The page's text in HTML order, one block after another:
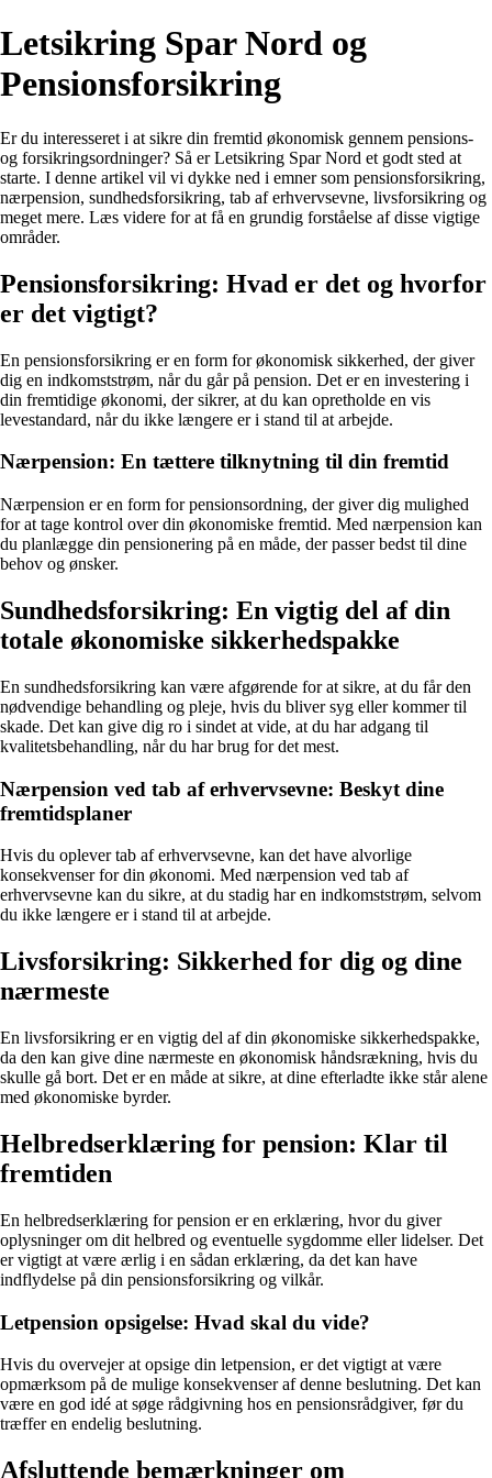
Letsikring Spar Nord og
Pensionsforsikring
Er du interesseret i at sikre din fremtid økonomisk gennem pensions-
og forsikringsordninger? Så er Letsikring Spar Nord et godt sted at
starte. I denne artikel vil vi dykke ned i emner som pensionsforsikring,
nærpension, sundhedsforsikring, tab af erhvervsevne, livsforsikring og
meget mere. Læs videre for at få en grundig forståelse af disse vigtige
områder.
Pensionsforsikring: Hvad er det og hvorfor
er det vigtigt?
En pensionsforsikring er en form for økonomisk sikkerhed, der giver
dig en indkomststrøm, når du går på pension. Det er en investering i
din fremtidige økonomi, der sikrer, at du kan opretholde en vis
levestandard, når du ikke længere er i stand til at arbejde.
Nærpension: En tættere tilknytning til din fremtid
Nærpension er en form for pensionsordning, der giver dig mulighed
for at tage kontrol over din økonomiske fremtid. Med nærpension kan
du planlægge din pensionering på en måde, der passer bedst til dine
behov og ønsker.
Sundhedsforsikring: En vigtig del af din
totale økonomiske sikkerhedspakke
En sundhedsforsikring kan være afgørende for at sikre, at du får den
nødvendige behandling og pleje, hvis du bliver syg eller kommer til
skade. Det kan give dig ro i sindet at vide, at du har adgang til
kvalitetsbehandling, når du har brug for det mest.
Nærpension ved tab af erhvervsevne: Beskyt dine
fremtidsplaner
Hvis du oplever tab af erhvervsevne, kan det have alvorlige
konsekvenser for din økonomi. Med nærpension ved tab af
erhvervsevne kan du sikre, at du stadig har en indkomststrøm, selvom
du ikke længere er i stand til at arbejde.
Livsforsikring: Sikkerhed for dig og dine
nærmeste
En livsforsikring er en vigtig del af din økonomiske sikkerhedspakke,
da den kan give dine nærmeste en økonomisk håndsrækning, hvis du
skulle gå bort. Det er en måde at sikre, at dine efterladte ikke står alene
med økonomiske byrder.
Helbredserklæring for pension: Klar til
fremtiden
En helbredserklæring for pension er en erklæring, hvor du giver
oplysninger om dit helbred og eventuelle sygdomme eller lidelser. Det
er vigtigt at være ærlig i en sådan erklæring, da det kan have
indflydelse på din pensionsforsikring og vilkår.
Letpension opsigelse: Hvad skal du vide?
Hvis du overvejer at opsige din letpension, er det vigtigt at være
opmærksom på de mulige konsekvenser af denne beslutning. Det kan
være en god idé at søge rådgivning hos en pensionsrådgiver, før du
træffer en endelig beslutning.
Afsluttende bemærkninger om